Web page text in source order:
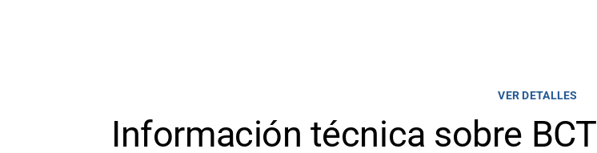
VER DETALLES
Información técnica sobre BCT